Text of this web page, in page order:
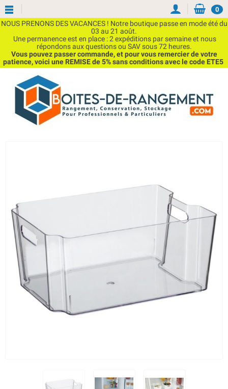
NOUS PRENONS DES VACANCES ! Notre boutique passe en mode été du
03 au 21 août.
Une permanence est en place : 2 expéditions par semaine et nous
répondons aux questions ou SAV sous 72 heures.
Vous pouvez passer commande, et pour vous remercier de votre
patience, voici une REMISE de 5% sans conditions avec le code ETE5
0